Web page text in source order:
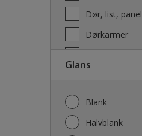
Dør, list, panel
Dørkarmer
Glans
Blank
Halvblank